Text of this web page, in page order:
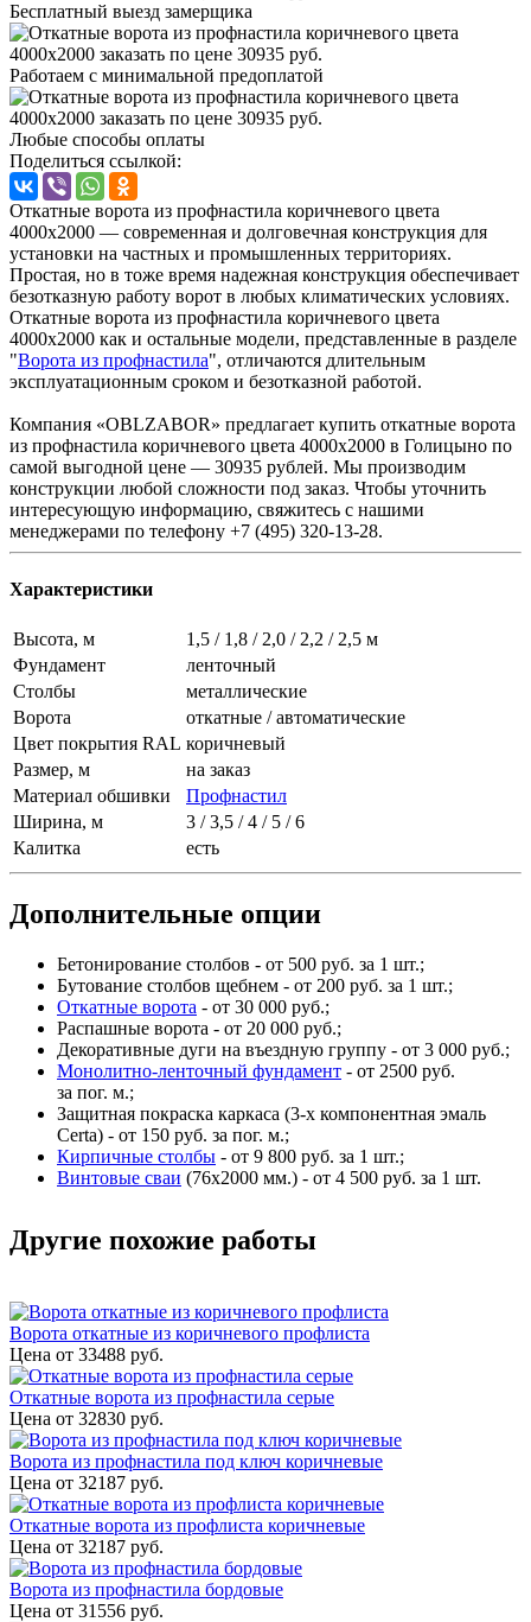
Бесплатный выезд замерщика
Работаем с минимальной предоплатой
Любые способы оплаты
Поделиться ссылкой:
Откатные ворота из профнастила коричневого цвета
4000x2000 — современная и долговечная конструкция для
установки на частных и промышленных территориях.
Простая, но в тоже время надежная конструкция обеспечивает
безотказную работу ворот в любых климатических условиях.
Откатные ворота из профнастила коричневого цвета
4000x2000 как и остальные модели, представленные в разделе
"Ворота из профнастила", отличаются длительным
эксплуатационным сроком и безотказной работой.
Компания «OBLZABOR» предлагает купить откатные ворота
из профнастила коричневого цвета 4000x2000 в Голицыно по
самой выгодной цене — 30935 рублей. Мы производим
конструкции любой сложности под заказ. Чтобы уточнить
интересующую информацию, свяжитесь с нашими
менеджерами по телефону +7 (495) 320-13-28.
Характеристики
Высота, м
1,5 / 1,8 / 2,0 / 2,2 / 2,5 м
Фундамент
ленточный
Столбы
металлические
Ворота
откатные / автоматические
Цвет покрытия RAL коричневый
Размер, м
на заказ
Материал обшивки
Профнастил
Ширина, м
3 / 3,5 / 4 / 5 / 6
Калитка
есть
Дополнительные опции
Бетонирование столбов - от 500 руб. за 1 шт.;
Бутование столбов щебнем - от 200 руб. за 1 шт.;
Откатные ворота - от 30 000 руб.;
Распашные ворота - от 20 000 руб.;
Декоративные дуги на въездную группу - от 3 000 руб.;
Монолитно-ленточный фундамент - от 2500 руб.
за пог. м.;
Защитная покраска каркаса (3-х компонентная эмаль
Certa) - от 150 руб. за пог. м.;
Кирпичные столбы - от 9 800 руб. за 1 шт.;
Винтовые сваи (76x2000 мм.) - от 4 500 руб. за 1 шт.
Другие похожие работы
Ворота откатные из коричневого профлиста
Цена от 33488 руб.
Откатные ворота из профнастила серые
Цена от 32830 руб.
Ворота из профнастила под ключ коричневые
Цена от 32187 руб.
Откатные ворота из профлиста коричневые
Цена от 32187 руб.
Ворота из профнастила бордовые
Цена от 31556 руб.